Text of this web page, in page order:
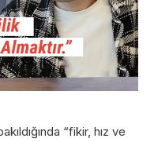
“fikir, hız ve